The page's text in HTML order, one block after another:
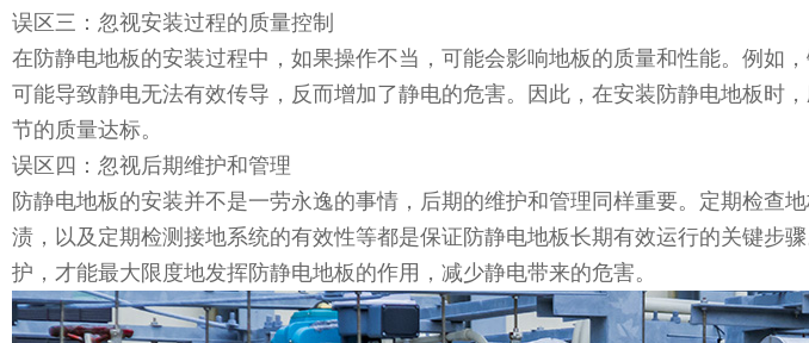
误区三：忽视安装过程的质量控制
在防静电地板的安装过程中，如果操作不当，可能会影响地板的质量和性能。例如
可能导致静电无法有效传导，反而增加了静电的危害。因此，在安装防静电地板时
节的质量达标。
误区四：忽视后期维护和管理
防静电地板的安装并不是一劳永逸的事情，后期的维护和管理同样重要。定期检查
渍，以及定期检测接地系统的有效性等都是保证防静电地板长期有效运行的关键步
护，才能最大限度地发挥防静电地板的作用，减少静电带来的危害。